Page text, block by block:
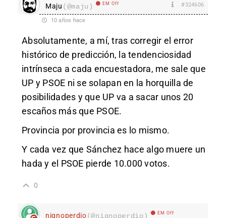
Maju (@maju) EM Off #324606
10 años hace
Absolutamente, a mí, tras corregir el error
histórico de predicción, la tendenciosidad
intrínseca a cada encuestadora, me sale que
UP y PSOE ni se solapan en la horquilla de
posibilidades y que UP va a sacar unos 20
escaños más que PSOE.
Provincia por provincia es lo mismo.
Y cada vez que Sánchez hace algo muere un
hada y el PSOE pierde 10.000 votos.
0
nignoperdio(@nignoperdio) EM Off